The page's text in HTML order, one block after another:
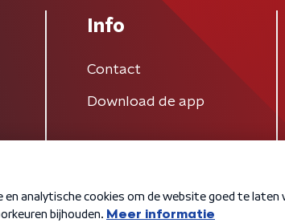
Info
Contact
Download de app